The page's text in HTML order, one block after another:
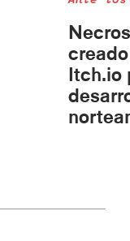
Itch.io